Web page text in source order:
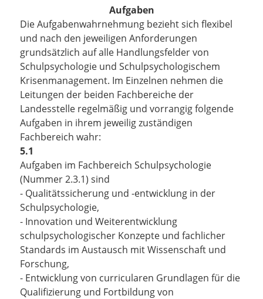
Aufgaben
Die Aufgabenwahrnehmung bezieht sich flexibel
und nach den jeweiligen Anforderungen
grundsätzlich auf alle Handlungsfelder von
Schulpsychologie und Schulpsychologischem
Krisenmanagement. Im Einzelnen nehmen die
Leitungen der beiden Fachbereiche der
Landesstelle regelmäßig und vorrangig folgende
Aufgaben in ihrem jeweilig zuständigen
Fachbereich wahr:
5.1
Aufgaben im Fachbereich Schulpsychologie
(Nummer 2.3.1) sind
- Qualitätssicherung und -entwicklung in der
Schulpsychologie,
- Innovation und Weiterentwicklung
schulpsychologischer Konzepte und fachlicher
Standards im Austausch mit Wissenschaft und
Forschung,
- Entwicklung von curricularen Grundlagen für die
Qualifizierung und Fortbildung von